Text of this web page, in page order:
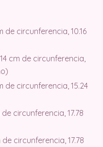
de circunferencia, 10.16
cm de circunferencia,
de circunferencia, 15.24
circunferencia, 17.78
circunferencia, 17.78